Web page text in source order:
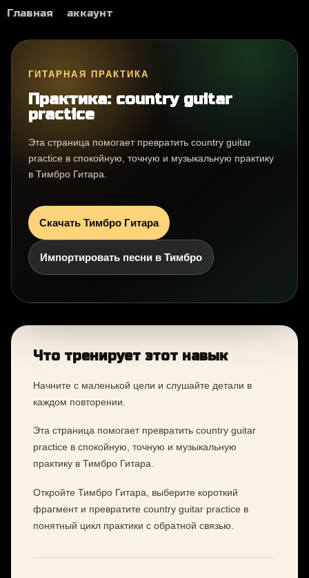
Главная аккаунт
ГИТАРНАЯ ПРАКТИКА
Практика: country guitar
practice
Эта страница помогает превратить country guitar
practice в спокойную, точную и музыкальную практику
в Тимбро Гитара.
Скачать Тимбро Гитара
Импортировать песни в Тимбро
Что тренирует этот навык
Начните с маленькой цели и слушайте детали в
каждом повторении.
Эта страница помогает превратить country guitar
practice в спокойную, точную и музыкальную
практику в Тимбро Гитара.
Откройте Тимбро Гитара, выберите короткий
фрагмент и превратите country guitar practice в
понятный цикл практики с обратной связью.